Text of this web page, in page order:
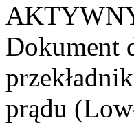
Dokument
prądu